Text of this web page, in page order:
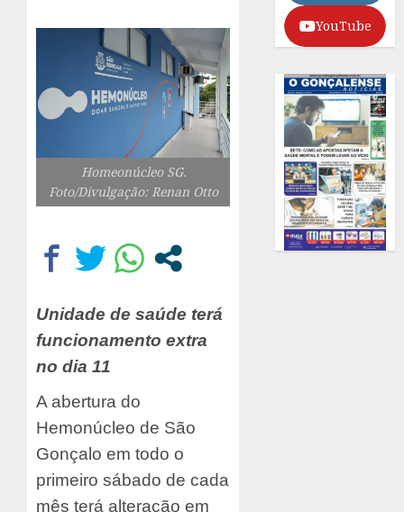
Homeonúcleo SG.
Foto/Divulgação: Renan Otto
Unidade de saúde terá
funcionamento extra
no dia 11
A abertura do
Hemonúcleo de São
Gonçalo em todo o
primeiro sábado de cada
mês terá alteração em
YouTube